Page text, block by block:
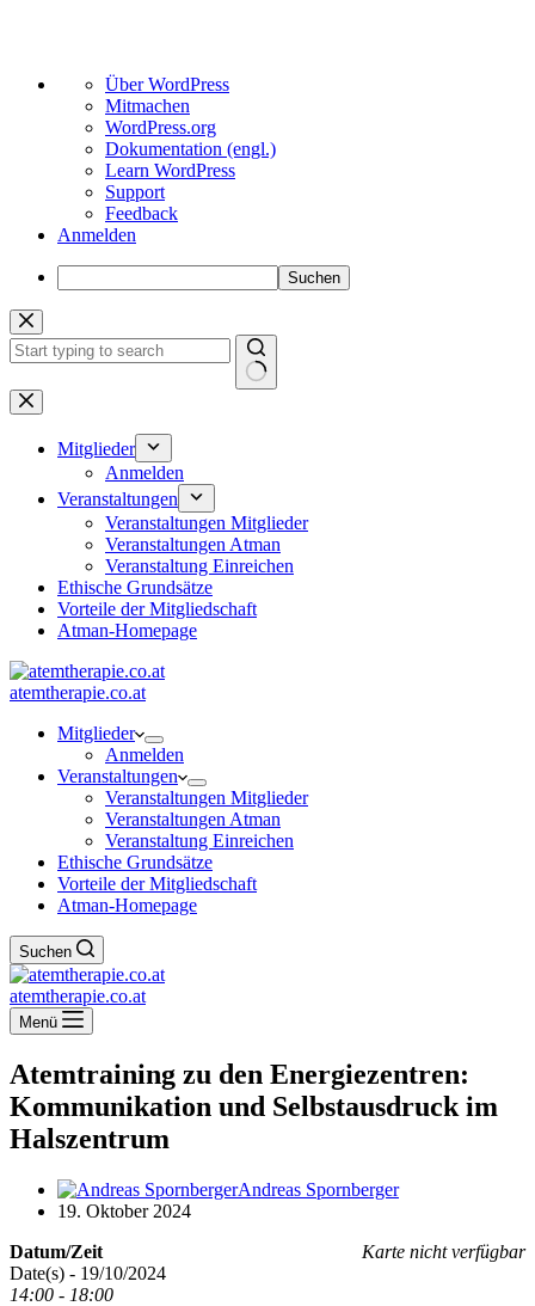
Über
WordPress
Über WordPress
Mitmachen
WordPress.org
Dokumentation (engl.)
Learn WordPress
Support
Feedback
Anmelden
Suchen
Zum
Inhalt
springen
Keine
Ergebnisse
Mitglieder
Anmelden
Veranstaltungen
Veranstaltungen Mitglieder
Veranstaltungen Atman
Veranstaltung Einreichen
Ethische Grundsätze
Vorteile der Mitgliedschaft
Atman-Homepage
atemtherapie.co.at
Mitglieder
Anmelden
Veranstaltungen
Veranstaltungen Mitglieder
Veranstaltungen Atman
Veranstaltung Einreichen
Ethische Grundsätze
Vorteile der Mitgliedschaft
Atman-Homepage
Suchen
atemtherapie.co.at
Menü
Atemtraining zu den Energiezentren:
Kommunikation und Selbstausdruck im
Halszentrum
Andreas Spornberger
19. Oktober 2024
Karte nicht verfügbar
Datum/Zeit
Date(s) - 19/10/2024
14:00 - 18:00